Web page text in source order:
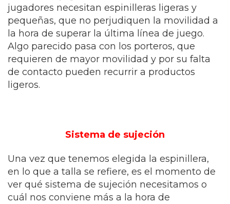
jugadores necesitan espinilleras ligeras y
pequeñas, que no perjudiquen la movilidad a
la hora de superar la última línea de juego.
Algo parecido pasa con los porteros, que
requieren de mayor movilidad y por su falta
de contacto pueden recurrir a productos
ligeros.
Sistema de sujeción
Una vez que tenemos elegida la espinillera,
en lo que a talla se refiere, es el momento de
ver qué sistema de sujeción necesitamos o
cuál nos conviene más a la hora de